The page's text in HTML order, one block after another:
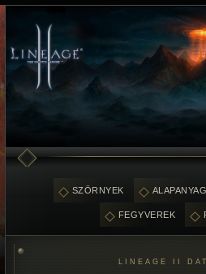
SZÖRNYEK
FEGYVEREK
LINEAGE II